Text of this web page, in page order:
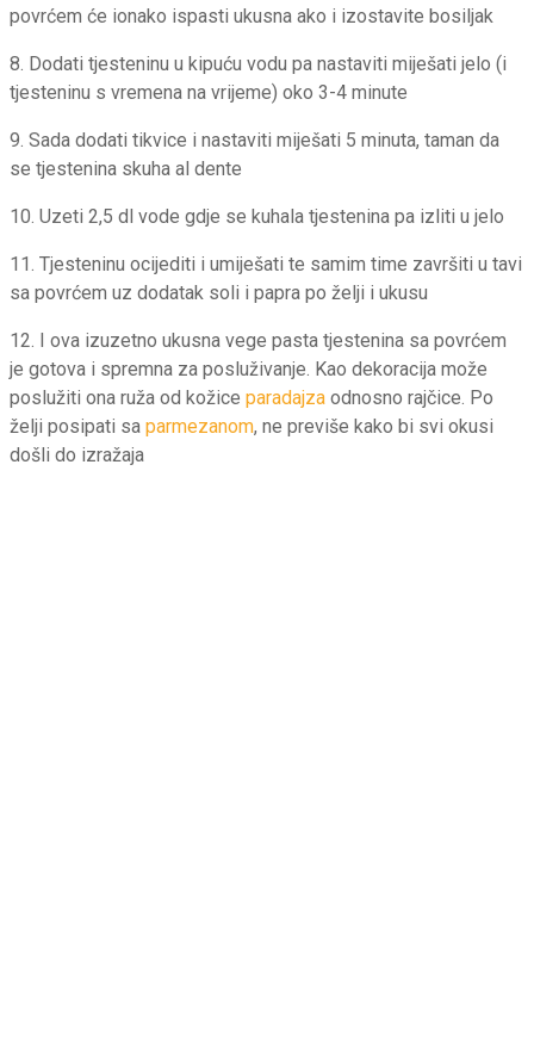
povrćem će ionako ispasti ukusna ako i izostavite bosiljak
8. Dodati tjesteninu u kipuću vodu pa nastaviti miješati jelo (i
tjesteninu s vremena na vrijeme) oko 3-4 minute
9. Sada dodati tikvice i nastaviti miješati 5 minuta, taman da
se tjestenina skuha al dente
10. Uzeti 2,5 dl vode gdje se kuhala tjestenina pa izliti u jelo
11. Tjesteninu ocijediti i umiješati te samim time završiti u tavi
sa povrćem uz dodatak soli i papra po želji i ukusu
12. I ova izuzetno ukusna vege pasta tjestenina sa povrćem
je gotova i spremna za posluživanje. Kao dekoracija može
poslužiti ona ruža od kožice paradajza odnosno rajčice. Po
želji posipati sa parmezanom, ne previše kako bi svi okusi
došli do izražaja